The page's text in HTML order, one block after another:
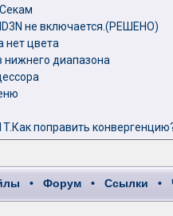
не включается.(РЕШЕНО)
нет цвета
нижнего диапазона
поправить
• Форум • Ссылки •